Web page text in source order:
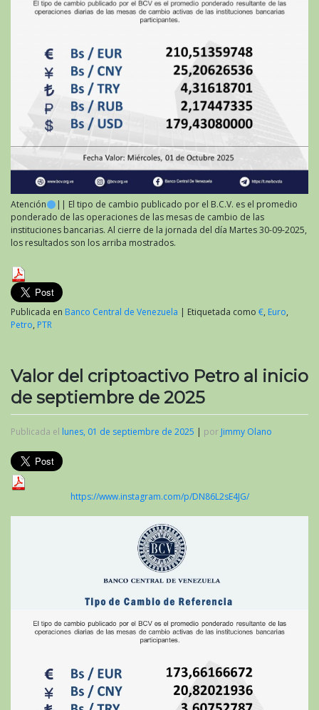
Atención
|| El tipo de cambio publicado por el B.C.V. es el promedio
ponderado de las operaciones de las mesas de cambio de las
instituciones bancarias. Al cierre de la jornada del día Martes 30-09-2025,
los resultados son los arriba mostrados.
Publicada en Banco Central de Venezuela | Etiquetada como €, Euro,
Petro, PTR
Valor del criptoactivo Petro al inicio
de septiembre de 2025
Publicada el lunes, 01 de septiembre de 2025 | por Jimmy Olano
https://www.instagram.com/p/DN86L2sE4JG/